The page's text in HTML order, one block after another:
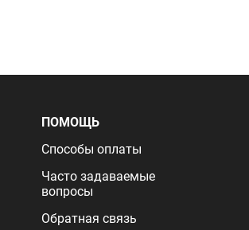
ПОМОЩЬ
Способы оплаты
Часто задаваемые
вопросы
Обратная связь